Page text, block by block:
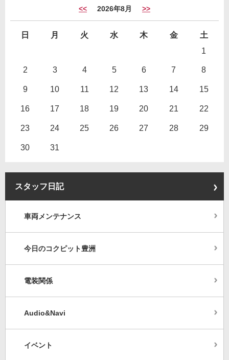
<< 2026年8月 >>
日 月 火 水 木 金
土
1
2 3 4 5 6 7 8
9 10 11 12 13 14 15
16 17 18 19 20 21 22
23 24 25 26 27 28 29
30 31
スタッフ日記
車両メンテナンス
今日のコクピット豊洲
電装関係
Audio&Navi
イベント